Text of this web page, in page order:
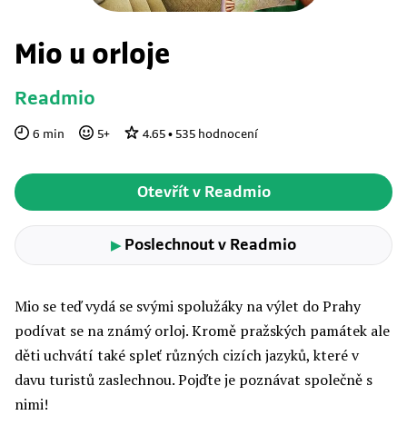
Mio u orloje
Readmio
6 min 5+ 4.65 • 535 hodnocení
Otevřít v Readmio
▶Poslechnout v Readmio
Mio se teď vydá se svými spolužáky na výlet do Prahy
podívat se na známý orloj. Kromě pražských památek ale
děti uchvátí také spleť různých cizích jazyků, které v
davu turistů zaslechnou. Pojďte je poznávat společně s
nimi!